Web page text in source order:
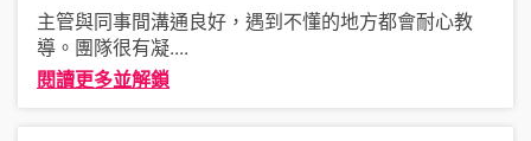
主管與同事間溝通良好，遇到不懂的地方都會耐心教
導。團隊很有凝....
閱讀更多並解鎖